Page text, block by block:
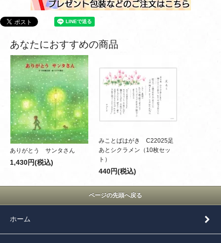
あなたにおすすめの商品
ありがとう サンタさん
1,430円(税込)
みことばはがき C22025足
あとシクラメン（10枚セッ
ト）
440円(税込)
ページの先頭へ戻る
ホーム